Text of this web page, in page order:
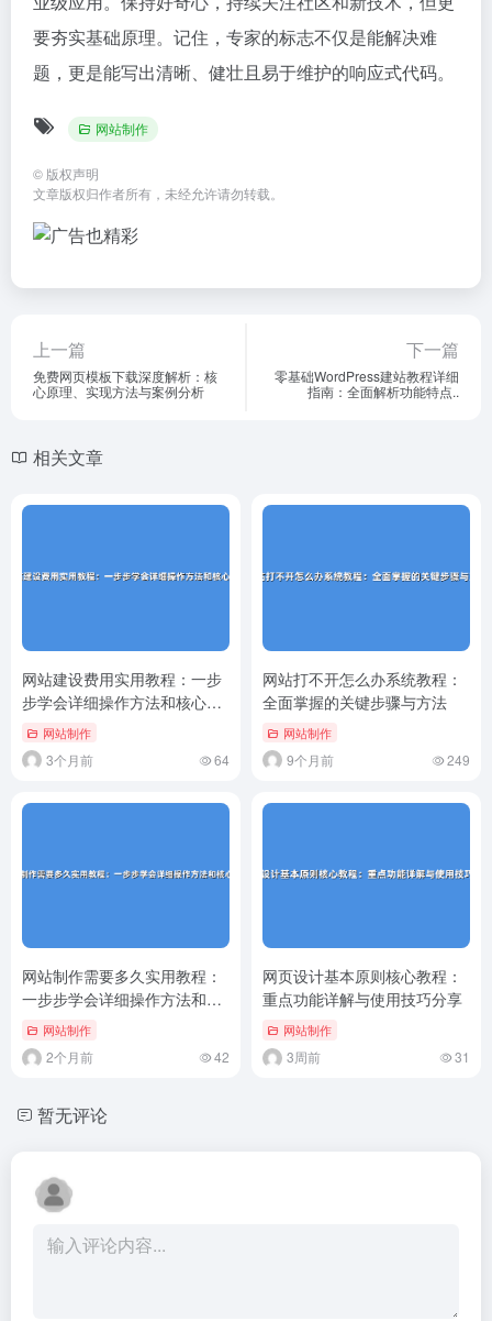
要夯实基础原理。记住，专家的标志不仅是能解决难
题，更是能写出清晰、健壮且易于维护的响应式代码。
网站制作
© 版权声明
文章版权归作者所有，未经允许请勿转载。
上一篇
免费网页模板下载深度解析：核
心原理、实现方法与案例分析
下一篇
零基础WordPress建站教程详细
指南：全面解析功能特点..
相关文章
网站建设费用实用教程：一步
步学会详细操作方法和核心步
骤
网站制作
3个月前 64
网站打不开怎么办系统教程：
全面掌握的关键步骤与方法
网站制作
9个月前 249
网站制作需要多久实用教程：
一步步学会详细操作方法和核
心步骤网站制作
2个月前 42
网页设计基本原则核心教程：
重点功能详解与使用技巧分享
网站制作
3周前 31
暂无评论